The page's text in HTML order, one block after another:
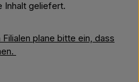
Inhalt geliefert.
plane bitte ein, dass